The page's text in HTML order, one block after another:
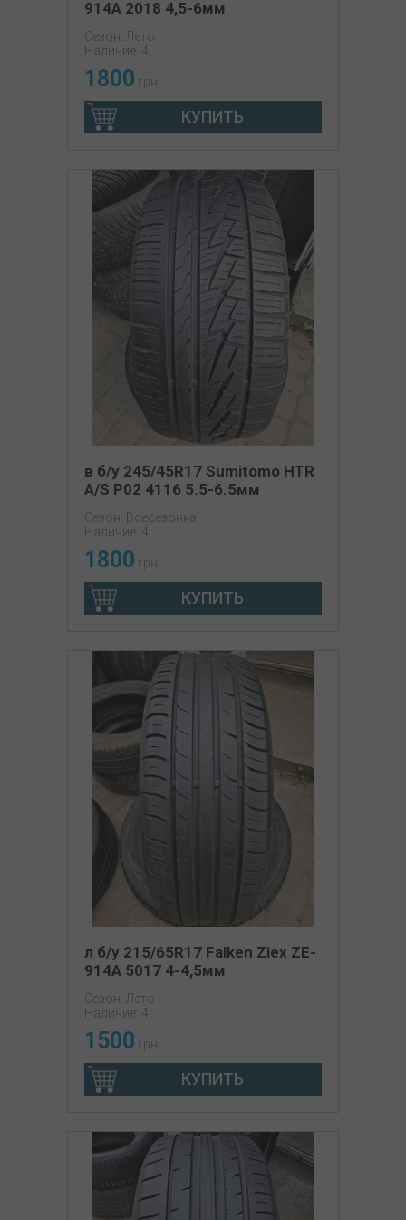
914A 2018 4,5-6мм
Сезон: Лето
Наличие: 4
1800 грн
КУПИТЬ
в б/у 245/45R17 Sumitomo HTR
A/S P02 4116 5.5-6.5мм
Сезон: Всесезонка
Наличие: 4
1800 грн
КУПИТЬ
л б/у 215/65R17 Falken Ziex ZE-
914A 5017 4-4,5мм
Сезон: Лето
Наличие: 4
1500 грн
КУПИТЬ